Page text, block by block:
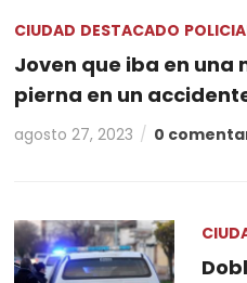
CIUDAD DESTACADO
Joven que iba en una
pierna en un
agosto 27, 2023 0